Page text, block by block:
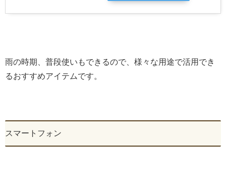
雨の時期、普段使いもできるので、様々な用途で活用でき
るおすすめアイテムです。
スマートフォン